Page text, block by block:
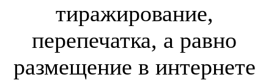
тиражирование,
перепечатка, а равно
размещение в интернете